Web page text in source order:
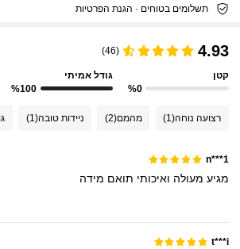
תשלומים בטוחים · הגנת הפרטיות
4.93
(46)
קטן
%0
גודל אמיתי
%100
רצועה נוחה(1) מהמם(2) ניידות טובה(1)
n***1
מגיע מעולה ואיכותי תואם מידה
t***i